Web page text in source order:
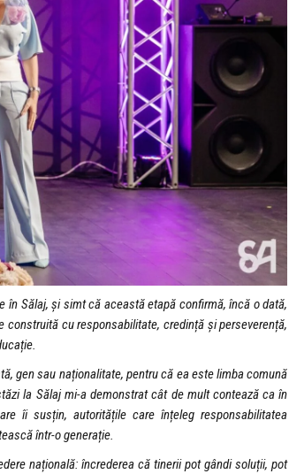
în Sălaj, și simt că această etapă confirmă, încă o dată,
cu responsabilitate, credință și perseverență,
gen sau naționalitate, pentru că ea este limba comună
la Sălaj mi-a demonstrat cât de mult contează ca în
îi susțin, autoritățile care înțeleg responsabilitatea
într-o generație.
națională: încrederea că tinerii pot gândi soluții, pot